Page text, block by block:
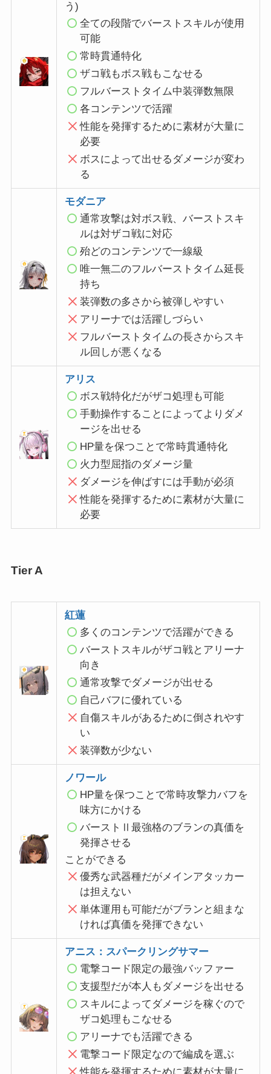
う)
全ての段階でバーストスキルが使用
可能
常時貫通特化
ザコ戦もボス戦もこなせる
フルバーストタイム中装弾数無限
各コンテンツで活躍
性能を発揮するために素材が大量に
必要
ボスによって出せるダメージが変わ
る
モダニア
通常攻撃は対ボス戦、バーストスキ
ルは対ザコ戦に対応
殆どのコンテンツで一線級
唯一無二のフルバーストタイム延長
持ち
装弾数の多さから被弾しやすい
アリーナでは活躍しづらい
フルバーストタイムの長さからスキ
ル回しが悪くなる
アリス
ボス戦特化だがザコ処理も可能
手動操作することによってよりダメ
ージを出せる
HP量を保つことで常時貫通特化
火力型屈指のダメージ量
ダメージを伸ばすには手動が必須
性能を発揮するために素材が大量に
必要
Tier A
紅蓮
多くのコンテンツで活躍ができる
バーストスキルがザコ戦とアリーナ
向き
通常攻撃でダメージが出せる
自己バフに優れている
自傷スキルがあるために倒されやす
い
装弾数が少ない
ノワール
HP量を保つことで常時攻撃力バフを
味方にかける
バーストⅡ最強格のブランの真価を
発揮させる
ことができる
優秀な武器種だがメインアタッカー
は担えない
単体運用も可能だがブランと組まな
ければ真価を発揮できない
アニス：スパークリングサマー
電撃コード限定の最強バッファー
支援型だが本人もダメージを出せる
スキルによってダメージを稼ぐので
ザコ処理もこなせる
アリーナでも活躍できる
電撃コード限定なので編成を選ぶ
性能を発揮するために素材が大量に